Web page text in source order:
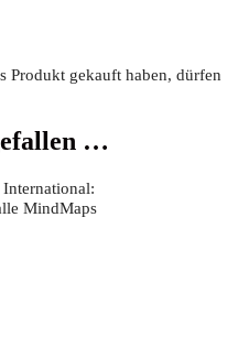
Produkt gekauft haben, dürfen
…